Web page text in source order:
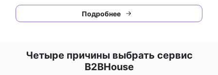
Подробнее
Четыре причины выбрать сервис
B2BHouse